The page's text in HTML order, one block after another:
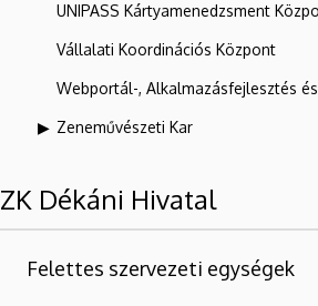
UNIPASS Kártyamenedzsment
Vállalati Koordinációs Központ
Webportál-, Alkalmazásfejlesztés és
Zeneművészeti Kar
ZK Dékáni Hivatal
Felettes szervezeti egységek